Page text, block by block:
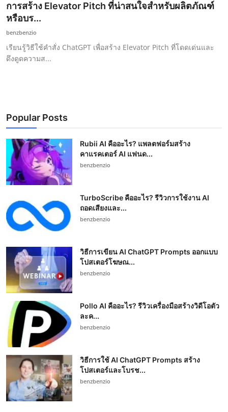
การสร้าง Elevator Pitch ที่น่าสนใจสำหรับผลิตภัณฑ์
หรือบร...
benzbenzio
เรียนรู้วิธีใช้คำสั่ง ChatGPT เพื่อสร้าง Elevator Pitch ที่โดดเด่นและ
ดึงดูดความส...
Popular Posts
Rubii AI คืออะไร? แพลตฟอร์มสร้าง
คาแรคเตอร์ AI แฟนด...
benzbenzio
TurboScribe คืออะไร? รีวิวการใช้งาน AI
ถอดเสียงและ...
benzbenzio
วิธีการเขียน AI ChatGPT Prompts ออกแบบ
โปสเตอร์โฆษณ...
benzbenzio
Pollo AI คืออะไร? รีวิวเครื่องมือสร้างวิดีโอตัว
ละค...
benzbenzio
วิธีการใช้ AI ChatGPT Prompts สร้าง
โปสเตอร์และโบรช...
benzbenzio